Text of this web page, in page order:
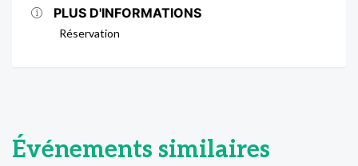
PLUS D'INFORMATIONS
Réservation
Événements similaires